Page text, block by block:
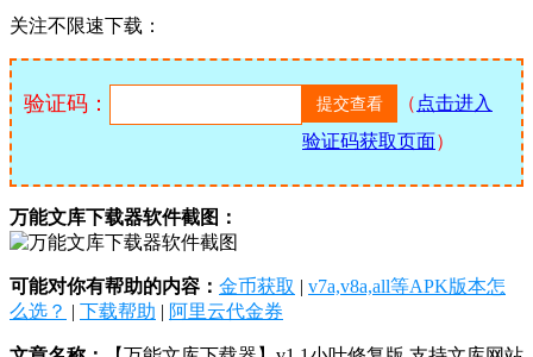
关注不限速下载：
验证码： （ 点击进入
验证码获取页面）
万能文库下载器软件截图：
可能对你有帮助的内容： 金币获取 | v7a,v8a,all等APK版本怎
么选？ | 下载帮助 | 阿里云代金券